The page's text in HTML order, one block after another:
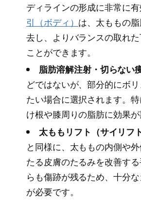
ディラインの形成に非常に有
引（ボディ） は、太ももの
去し、よりバランスの取れ
ことができます。
脂肪溶解注射・切らない
どではないが、部分的にボ
たい場合に選択されます。
け根や膝周りの脂肪に効果が
太ももリフト（サイリフ
と同様に、太ももの内側や
たる皮膚のたるみを改善す
らも傷跡が残るため、十分
が必要です。